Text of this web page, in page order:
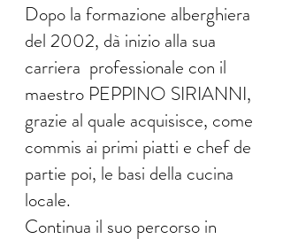
Dopo la formazione alberghiera
del 2002, dà inizio alla sua
carriera professionale con il
maestro PEPPINO SIRIANNI,
grazie al quale acquisisce, come
commis ai primi piatti e chef de
partie poi, le basi della cucina
locale.
Continua il suo percorso in